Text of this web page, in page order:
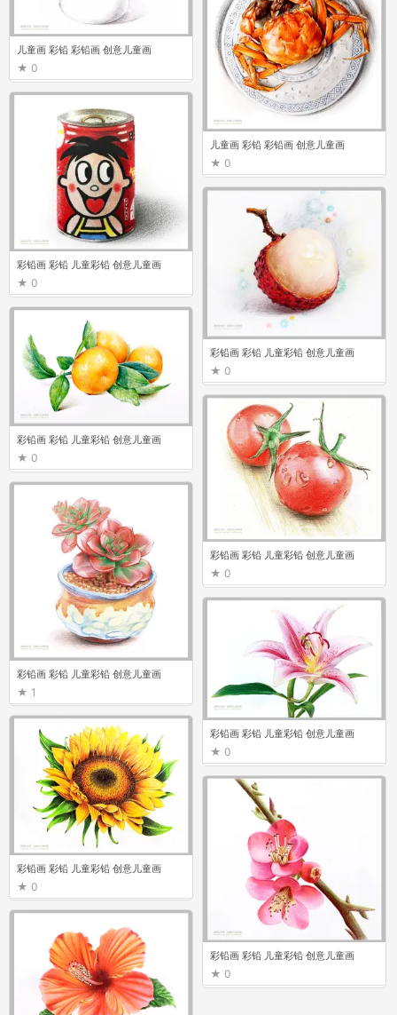
儿童画 彩铅 彩铅画 创意儿童画
0
儿童画 彩铅 彩铅画 创意儿童画
0
彩铅画 彩铅 儿童彩铅 创意儿童画
0
彩铅画 彩铅 儿童彩铅 创意儿童画
0
彩铅画 彩铅 儿童彩铅 创意儿童画
0
彩铅画 彩铅 儿童彩铅 创意儿童画
0
彩铅画 彩铅 儿童彩铅 创意儿童画
1
彩铅画 彩铅 儿童彩铅 创意儿童画
0
彩铅画 彩铅 儿童彩铅 创意儿童画
0
彩铅画 彩铅 儿童彩铅 创意儿童画
0